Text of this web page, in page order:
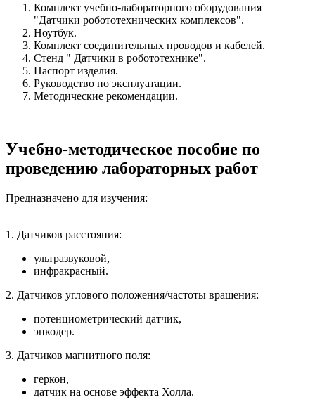
Комплект учебно-лабораторного оборудования
"Датчики робототехнических комплексов".
Ноутбук.
Комплект соединительных проводов и кабелей.
Стенд " Датчики в робототехнике".
Паспорт изделия.
Руководство по эксплуатации.
Методические рекомендации.
Учебно-методическое пособие по
проведению лабораторных работ
Предназначено для изучения:
1. Датчиков расстояния:
ультразвуковой,
инфракрасный.
2. Датчиков углового положения/частоты вращения:
потенциометрический датчик,
энкодер.
3. Датчиков магнитного поля:
геркон,
датчик на основе эффекта Холла.